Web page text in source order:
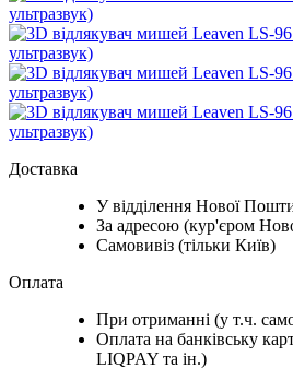
Доставка
У відділення Нової
За адресою (кур'єром
Самовивіз (тільки Київ)
Оплата
При отриманні (у т.ч.
Оплата на банківську
LIQPAY та ін.)